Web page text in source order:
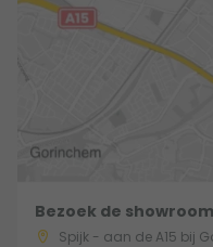
Bezoek de showroom
Spijk - aan de A15 bij